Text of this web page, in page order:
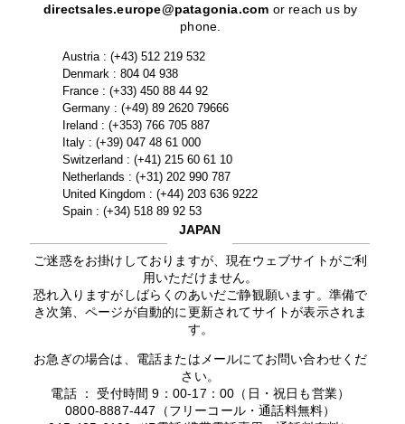
directsales.europe@patagonia.com or reach us by
phone.
Austria : (+43) 512 219 532
Denmark : 804 04 938
France : (+33) 450 88 44 92
Germany : (+49) 89 2620 79666
Ireland : (+353) 766 705 887
Italy : (+39) 047 48 61 000
Switzerland : (+41) 215 60 61 10
Netherlands : (+31) 202 990 787
United Kingdom : (+44) 203 636 9222
Spain : (+34) 518 89 92 53
JAPAN
ご迷惑をお掛けしておりますが、現在ウェブサイトがご利
用いただけません。
恐れ入りますがしばらくのあいだご静観願います。準備で
き次第、ページが自動的に更新されてサイトが表示されま
す。
お急ぎの場合は、電話またはメールにてお問い合わせくだ
さい。
電話 ： 受付時間 9：00-17：00（日・祝日も営業）
0800-8887-447（フリーコール・通話料無料）